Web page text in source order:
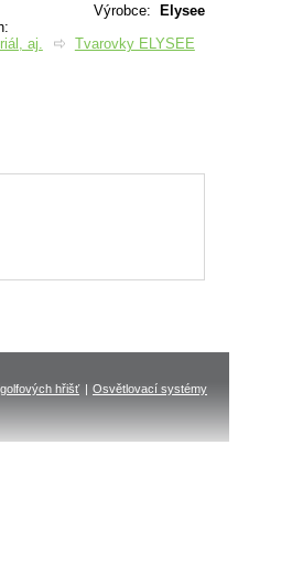
Elysee
Výrobce:
aj. Tvarovky ELYSEE
hřišť | Osvětlovací systémy